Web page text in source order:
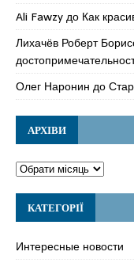
Ali Fawzyдо Как
Лихачёв Роберт
Олег Наронин до
АРХІВИ
КАТЕГОРІЇ
Интересные новости